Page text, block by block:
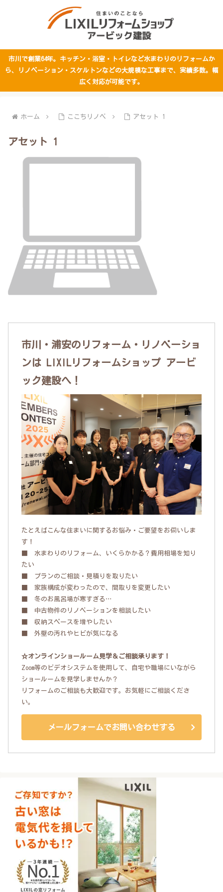
市川で創業64年。キッチン・浴室・トイレなど水まわりのリフォームか
ら、リノベーション・スケルトンなどの大規模な工事まで、実績多数。幅
広く対応が可能です。
ホーム ここちリノベ アセット 1
アセット 1
市川・浦安のリフォーム・リノベーショ
ンは LIXILリフォームショップ アービ
ック建設へ！
たとえばこんな住まいに関するお悩み・ご要望をお伺いしま
す！
■ 水まわりのリフォーム、いくらかかる？費用相場を知り
たい
■ プランのご相談・見積りを取りたい
■ 家族構成が変わったので、間取りを変更したい
■ 冬のお風呂場が寒すぎる…
■ 中古物件のリノベーションを相談したい
■ 収納スペースを増やしたい
■ 外壁の汚れやヒビが気になる
☆オンラインショールーム見学＆ご相談承ります！
Zoom等のビデオシステムを使用して、自宅や職場にいながら
ショールームを見学しませんか？
リフォームのご相談も大歓迎です。お気軽にご相談くださ
い。
メールフォームでお問い合わせする